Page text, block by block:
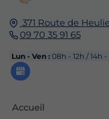
371 Route de
09 70 35 91 65
Lun - Ven :08h - 12h / 14h -
Accueil